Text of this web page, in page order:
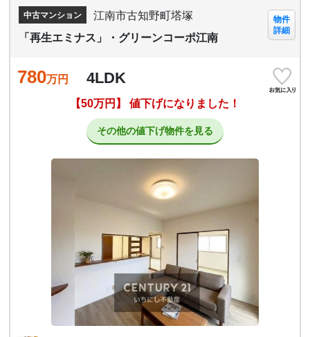
中古マンション
江南市古知野町塔塚
「再生エミナス」・グリーンコーポ江南
物件
詳細
780万円 4LDK
【50万円】 値下げになりました！
その他の値下げ物件を見る